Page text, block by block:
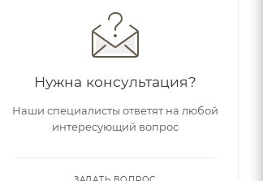
Нужна консультация?
Наши специалисты ответят на любой
интересующий вопрос